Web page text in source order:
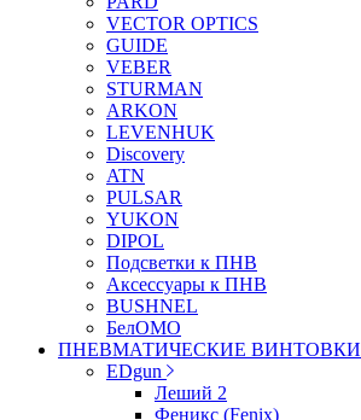
VECTOR OPTICS
GUIDE
VEBER
STURMAN
ARKON
LEVENHUK
Discovery
ATN
PULSAR
YUKON
DIPOL
Подсветки к ПНВ
Аксессуары к ПНВ
BUSHNEL
БелОМО
ПНЕВМАТИЧЕСКИЕ ВИНТОВКИ
EDgun
Леший 2
Феникс (Fenix)